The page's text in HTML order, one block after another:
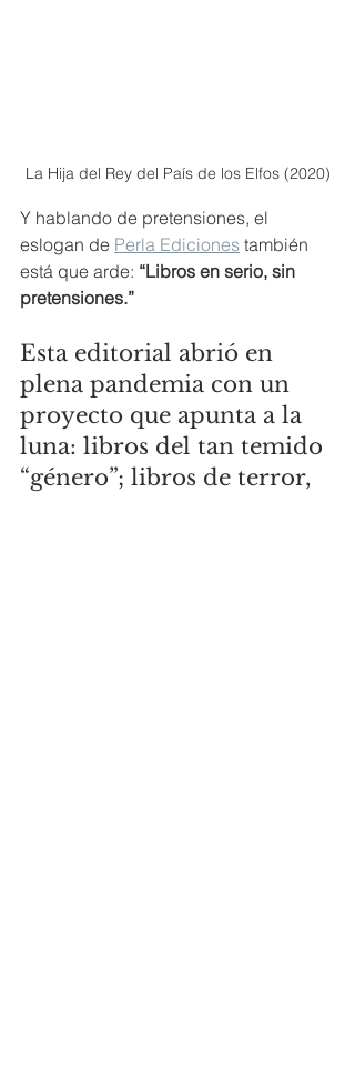
La Hija del Rey del País de los Elfos (2020)
Y hablando de pretensiones, el
eslogan de Perla Ediciones también
está que arde: “Libros en serio, sin
pretensiones.”
Esta editorial abrió en
plena pandemia con un
proyecto que apunta a la
luna: libros del tan temido
“género”; libros de terror,